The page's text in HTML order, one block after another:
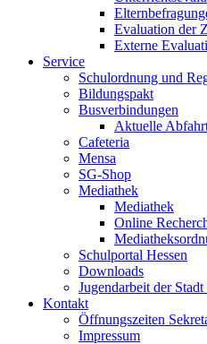
Evaluation der
Externe
Service
Schulordnung und
Bildungspakt
Busverbindungen
Aktuelle
Cafeteria
Mensa
SG-Shop
Mediathek
Mediathek
Online
Schulportal Hessen
Downloads
Jugendarbeit der
Kontakt
Öffnungszeiten
Impressum